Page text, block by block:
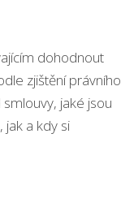
dohodnout
zjištění právního
jaké jsou
jak a kdy si